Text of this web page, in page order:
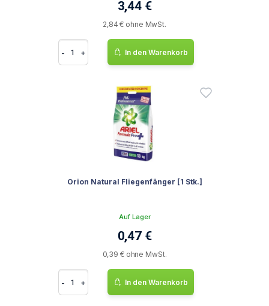
3,44 €
2,84 € ohne MwSt.
- + In den Warenkorb
Orion Natural Fliegenfänger [1 Stk.]
Auf Lager
0,47 €
0,39 € ohne MwSt.
- + In den Warenkorb